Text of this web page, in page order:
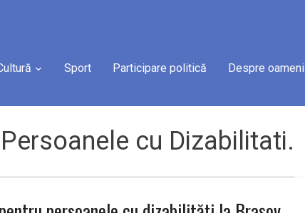
Sport Participare politică Despre oameni
cu Dizabilitati.